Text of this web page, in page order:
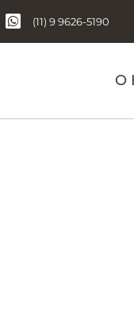
(11) 9 9626-5190
O